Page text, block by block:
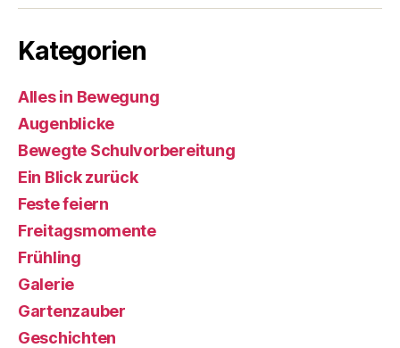
Kategorien
Alles in Bewegung
Augenblicke
Bewegte Schulvorbereitung
Ein Blick zurück
Feste feiern
Freitagsmomente
Frühling
Galerie
Gartenzauber
Geschichten